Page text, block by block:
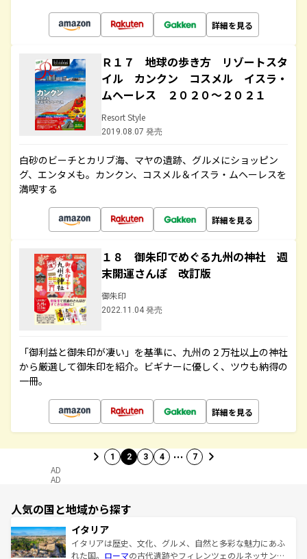
詳細を見る
Ｒ１７ 地球の歩き方 リゾートスタ
イル カンクン コスメル イスラ・
ムヘーレス ２０２０～２０２１
Resort Style
2019.08.07 発売
白砂のビーチとカリブ海、マヤの遺跡、グルメにショッピン
グ、エンタメも。カンクン、コスメル＆イスラ・ムヘーレスを
満喫する
詳細を見る
１８ 御朱印でめぐる九州の神社 週
末開運さんぽ 改訂版
御朱印
2022.11.04 発売
「御利益と御朱印が凄い」を基準に、九州の２万社以上の神社
から厳選して御朱印を紹介。ビギナーに優しく、ツウも納得の
一冊。
詳細を見る
1 2 3 4 … 7
AD
AD
人気の国と地域から探す
イタリア
イタリアは歴史、文化、グルメ、自然と多彩な魅力にあふ
れた国。 ローマの古代遺跡やフィレンツェのルネッサンス